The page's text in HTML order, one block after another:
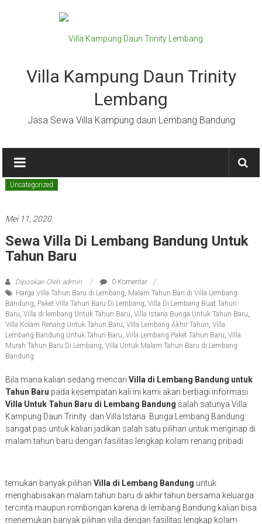
Villa Kampung Daun Trinity
Lembang
Jasa Sewa Villa Kampung daun Lembang Bandung
Uncategorized
Mei 11, 2020
Sewa Villa Di Lembang Bandung Untuk
Tahun Baru
Diposkan Oleh:admin
0 Komentar
Harga Villa Tahun Baru di Lembang, Malam Tahun Bari di Villa Lembang
Bandung, Paket Villa Tahun Baru Di Lembang, Villa Di Lembang Buat Tahun
Baru, Villa di lembang Untuk Tahun Baru, Villa Istana Bunga Untuk Tahun Baru,
Villa Kolam Renang Untuk Tahun Baru, Villa Lembang Akhir Tahun, Villa
Lembang Bandung Untuk Tahun Baru, Villa Lembang Paket Tahun Baru, Villa
Murah Tahun Baru Di Lembang, Villa Untuk Malam Tahun Baru di Lembang
Bandung
Bila mana kalian sedang mencari Villa di Lembang Bandung untuk
Tahun Baru pada kesempatan kali ini kami akan berbagi informasi
Villa Untuk Tahun Baru di Lembang Bandung salah satunya Villa
Kampung Daun Trinity dan Villa Istana Bunga Lembang Bandung
sangat pas untuk kalian jadikan salah satu pilihan untuk menginap di
malam tahun baru dengan fasilitas lengkap kolam renang pribadi
temukan banyak pilihan Villa di Lembang Bandung untuk
menghabisakan malam tahun baru di akhir tahun bersama keluarga
tercinta maupun rombongan karena di lembang Bandung kalian bisa
menemukan banyak pilihan villa dengan fasilitas lengkap kolam